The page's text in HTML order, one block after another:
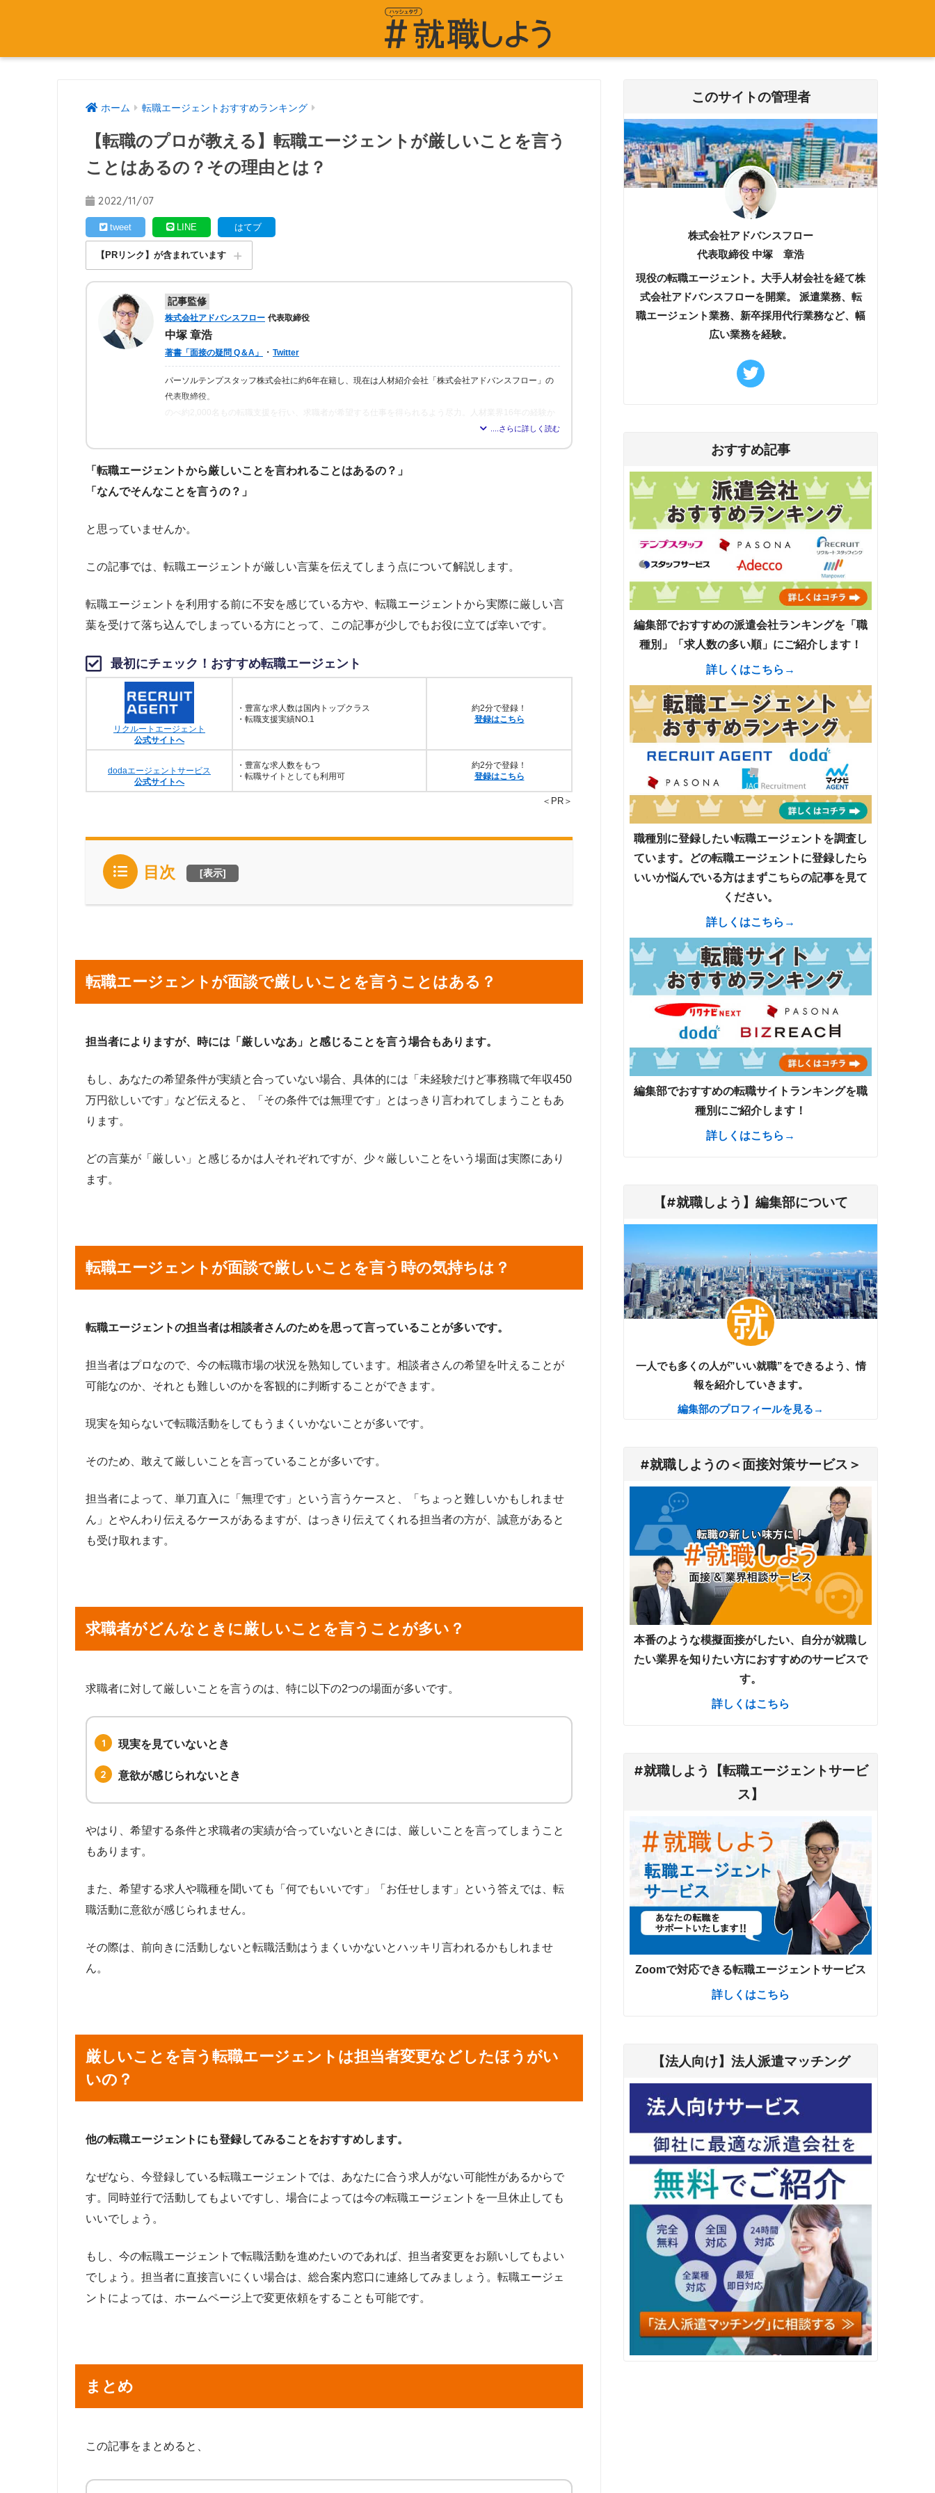
ホーム 転職エージェントおすすめランキング
【転職のプロが教える】転職エージェントが厳しいことを言う
ことはあるの？その理由とは？
2022/11/07
tweet LINE はてブ
【PRリンク】が含まれています
記事監修
株式会社アドバンスフロー 代表取締役
中塚 章浩
著書「面接の疑問 Q＆A」 ・ Twitter
パーソルテンプスタッフ株式会社に約6年在籍し、現在は人材紹介会社「株式会社アドバンスフロー」の
代表取締役。
ら「転職はしっかりとした情報が得られれば得られるほど、理想の職場を見つけられる」と確信し、多く
「転職エージェントから厳しいことを言われることはあるの？」
「なんでそんなことを言うの？」
と思っていませんか。
この記事では、転職エージェントが厳しい言葉を伝えてしまう点について解説します。
転職エージェントを利用する前に不安を感じている方や、転職エージェントから実際に厳しい言
葉を受けて落ち込んでしまっている方にとって、この記事が少しでもお役に立てば幸いです。
最初にチェック！おすすめ転職エージェント
リクルートエージェント
公式サイトへ
・豊富な求人数は国内トップクラス
・転職支援実績NO.1
約2分で登録！
登録はこちら
dodaエージェントサービス
公式サイトへ
・豊富な求人数をもつ
・転職サイトとしても利用可
約2分で登録！
登録はこちら
＜PR＞
目次 [表示]
転職エージェントが面談で厳しいことを言うことはある？
担当者によりますが、時には「厳しいなあ」と感じることを言う場合もあります。
もし、あなたの希望条件が実績と合っていない場合、具体的には「未経験だけど事務職で年収450
万円欲しいです」など伝えると、「その条件では無理です」とはっきり言われてしまうこともあ
ります。
どの言葉が「厳しい」と感じるかは人それぞれですが、少々厳しいことをいう場面は実際にあり
ます。
転職エージェントが面談で厳しいことを言う時の気持ちは？
転職エージェントの担当者は相談者さんのためを思って言っていることが多いです。
担当者はプロなので、今の転職市場の状況を熟知しています。相談者さんの希望を叶えることが
可能なのか、それとも難しいのかを客観的に判断することができます。
現実を知らないで転職活動をしてもうまくいかないことが多いです。
そのため、敢えて厳しいことを言っていることが多いです。
担当者によって、単刀直入に「無理です」という言うケースと、「ちょっと難しいかもしれませ
ん」とやんわり伝えるケースがあるますが、はっきり伝えてくれる担当者の方が、誠意があると
も受け取れます。
求職者がどんなときに厳しいことを言うことが多い？
求職者に対して厳しいことを言うのは、特に以下の2つの場面が多いです。
現実を見ていないとき
意欲が感じられないとき
やはり、希望する条件と求職者の実績が合っていないときには、厳しいことを言ってしまうこと
もあります。
また、希望する求人や職種を聞いても「何でもいいです」「お任せします」という答えでは、転
職活動に意欲が感じられません。
その際は、前向きに活動しないと転職活動はうまくいかないとハッキリ言われるかもしれませ
ん。
厳しいことを言う転職エージェントは担当者変更などしたほうがい
いの？
他の転職エージェントにも登録してみることをおすすめします。
なぜなら、今登録している転職エージェントでは、あなたに合う求人がない可能性があるからで
す。同時並行で活動してもよいですし、場合によっては今の転職エージェントを一旦休止しても
いいでしょう。
もし、今の転職エージェントで転職活動を進めたいのであれば、担当者変更をお願いしてもよい
でしょう。担当者に直接言いにくい場合は、総合案内窓口に連絡してみましょう。転職エージェ
ントによっては、ホームページ上で変更依頼をすることも可能です。
まとめ
この記事をまとめると、
このサイトの管理者
株式会社アドバンスフロー
代表取締役 中塚 章浩
現役の転職エージェント。大手人材会社を経て株
式会社アドバンスフローを開業。 派遣業務、転
職エージェント業務、新卒採用代行業務など、幅
広い業務を経験。
おすすめ記事
編集部でおすすめの派遣会社ランキングを「職
種別」「求人数の多い順」にご紹介します！
詳しくはこちら→
職種別に登録したい転職エージェントを調査し
ています。どの転職エージェントに登録したら
いいか悩んでいる方はまずこちらの記事を見て
ください。
詳しくはこちら→
編集部でおすすめの転職サイトランキングを職
種別にご紹介します！
詳しくはこちら→
【#就職しよう】編集部について
一人でも多くの人が”いい就職”をできるよう、情
報を紹介していきます。
編集部のプロフィールを見る→
#就職しようの＜面接対策サービス＞
本番のような模擬面接がしたい、自分が就職し
たい業界を知りたい方におすすめのサービスで
す。
詳しくはこちら
#就職しよう【転職エージェントサービ
ス】
Zoomで対応できる転職エージェントサービス
詳しくはこちら
【法人向け】法人派遣マッチング